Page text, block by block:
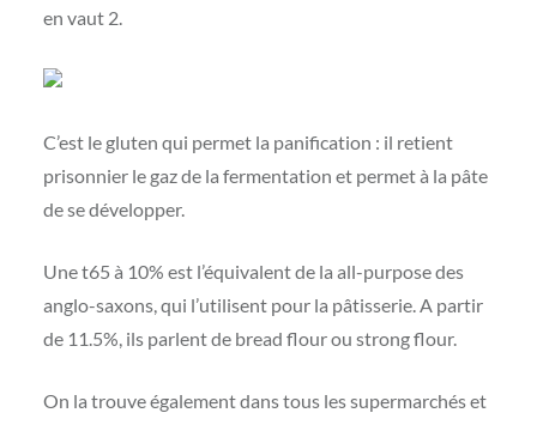
en vaut 2.
C’est le gluten qui permet la panification : il retient
prisonnier le gaz de la fermentation et permet à la pâte
de se développer.
Une t65 à 10% est l’équivalent de la all-purpose des
anglo-saxons, qui l’utilisent pour la pâtisserie. A partir
de 11.5%, ils parlent de bread flour ou strong flour.
On la trouve également dans tous les supermarchés et